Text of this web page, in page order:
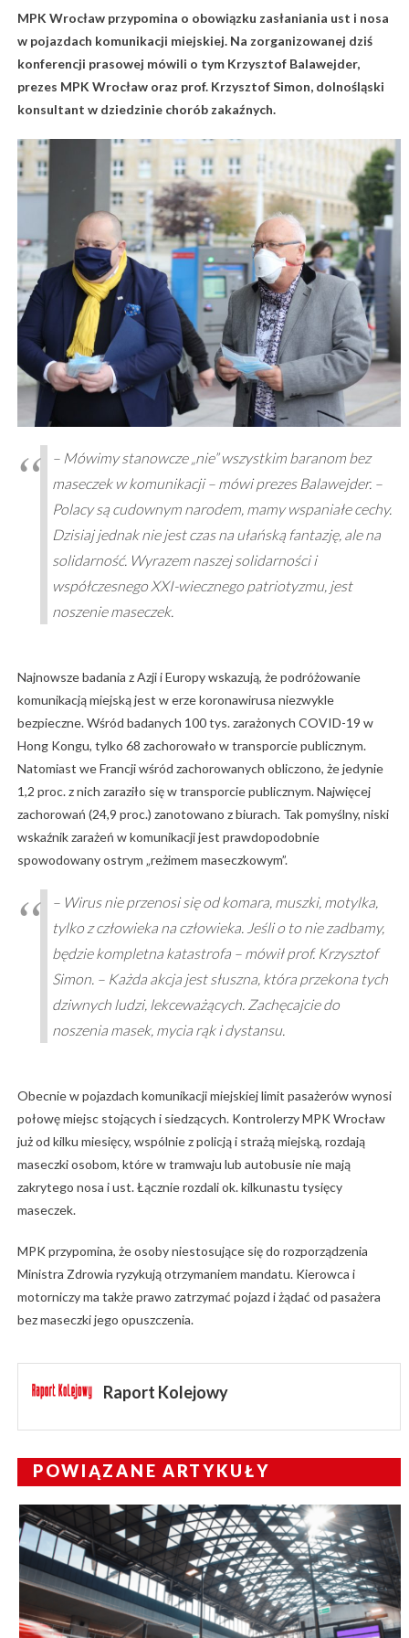
MPK Wrocław przypomina o obowiązku zasłaniania ust i nosa
w pojazdach komunikacji miejskiej. Na zorganizowanej dziś
konferencji prasowej mówili o tym Krzysztof Balawejder,
prezes MPK Wrocław oraz prof. Krzysztof Simon, dolnośląski
konsultant w dziedzinie chorób zakaźnych.
– Mówimy stanowcze „nie” wszystkim baranom bez
maseczek w komunikacji – mówi prezes Balawejder. –
Polacy są cudownym narodem, mamy wspaniałe cechy.
Dzisiaj jednak nie jest czas na ułańską fantazję, ale na
solidarność. Wyrazem naszej solidarności i
współczesnego XXI-wiecznego patriotyzmu, jest
noszenie maseczek.
Najnowsze badania z Azji i Europy wskazują, że podróżowanie
komunikacją miejską jest w erze koronawirusa niezwykle
bezpieczne. Wśród badanych 100 tys. zarażonych COVID-19 w
Hong Kongu, tylko 68 zachorowało w transporcie publicznym.
Natomiast we Francji wśród zachorowanych obliczono, że jedynie
1,2 proc. z nich zaraziło się w transporcie publicznym. Najwięcej
zachorowań (24,9 proc.) zanotowano z biurach. Tak pomyślny, niski
wskaźnik zarażeń w komunikacji jest prawdopodobnie
spowodowany ostrym „reżimem maseczkowym”.
– Wirus nie przenosi się od komara, muszki, motylka,
tylko z człowieka na człowieka. Jeśli o to nie zadbamy,
będzie kompletna katastrofa – mówił prof. Krzysztof
Simon. – Każda akcja jest słuszna, która przekona tych
dziwnych ludzi, lekceważących. Zachęcajcie do
noszenia masek, mycia rąk i dystansu.
Obecnie w pojazdach komunikacji miejskiej limit pasażerów wynosi
połowę miejsc stojących i siedzących. Kontrolerzy MPK Wrocław
już od kilku miesięcy, wspólnie z policją i strażą miejską, rozdają
maseczki osobom, które w tramwaju lub autobusie nie mają
zakrytego nosa i ust. Łącznie rozdali ok. kilkunastu tysięcy
maseczek.
MPK przypomina, że osoby niestosujące się do rozporządzenia
Ministra Zdrowia ryzykują otrzymaniem mandatu. Kierowca i
motorniczy ma także prawo zatrzymać pojazd i żądać od pasażera
bez maseczki jego opuszczenia.
Raport Kolejowy
POWIĄZANE ARTYKUŁY